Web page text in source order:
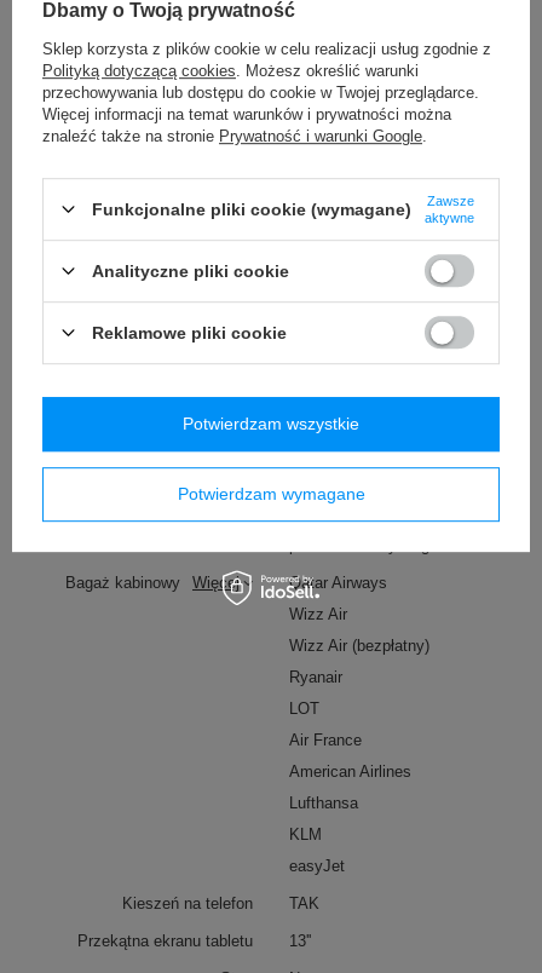
Seria Pacsafe - W
Gwarancja 5 lat gwarancji
Instrukcja konserwacji Pacsafe Więcej
Wymiary 36 x 26 x 12 cm
Waga (g) 510 g
Wodoodporność
1000 mm
Zewnętrzna kieszeń na butelkę TAK
Kieszeń na tablet
TurnNLock
Więcej
RFID
Bagaż kabinowy Więcej
Qatar Airways
Wizz Air
Wizz Air (bezpłatny)
Ryanair
LOT
Air France
American Airlines
Lufthansa
KLM
easyJet
Kieszeń na telefon TAK
Przekątna ekranu tabletu 13''
Dbamy o Twoją prywatność
Sklep korzysta z plików cookie w celu realizacji usług zgodnie z
Polityką dotyczącą cookies . Możesz określić warunki
przechowywania lub dostępu do cookie w Twojej przeglądarce.
Więcej informacji na temat warunków i prywatności można
znaleźć także na stronie Prywatność i warunki Google
Funkcjonalne pliki cookie (wymagane)
Zawsze
aktywne
Analityczne pliki cookie
Reklamowe pliki cookie
Potwierdzam wymagane
Potwierdzam wszystkie